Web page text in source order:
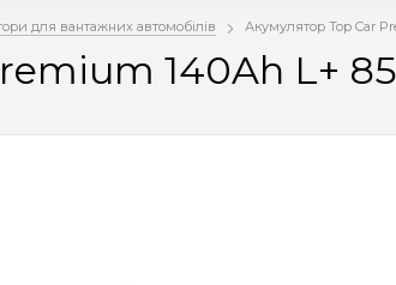
для вантажних автомобілів Акумулятор Top Car
140Ah L+